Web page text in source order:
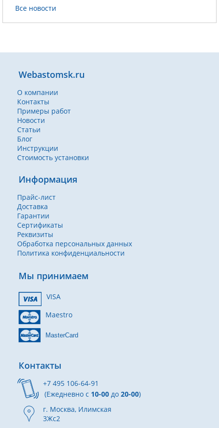
Все новости
Webastomsk.ru
О компании
Контакты
Примеры работ
Новости
Статьи
Блог
Инструкции
Стоимость установки
Информация
Прайс-лист
Доставка
Гарантии
Сертификаты
Реквизиты
Обработка персональных данных
Политика конфиденциальности
Мы принимаем
VISA
Maestro
MasterCard
Контакты
+7 495 106-64-91
(Ежедневно с 10-00 до 20-00)
г. Москва, Илимская
3Жс2